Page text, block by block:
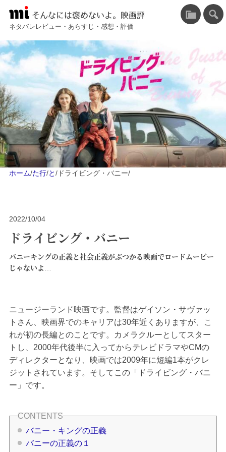
そんなには褒めないよ。映画評
ネタバレレビュー・あらすじ・感想・評価
ホーム/た行/と/ドライビング・バニー/
2022/10/04
ドライビング・バニー
バニーキングの正義と社会正義がぶつかる映画でロードムービー
じゃないよ…
ニュージーランド映画です。監督はゲイソン・サヴァッ
トさん、映画界でのキャリアは30年近くありますが、こ
れが初の長編とのことです。カメラクルーとしてスター
トし、2000年代後半に入ってからテレビドラマやCMの
ディレクターとなり、映画では2009年に短編1本がクレ
ジットされています。そしてこの「ドライビング・バニ
ー」です。
バニー・キングの正義
バニーの正義の１